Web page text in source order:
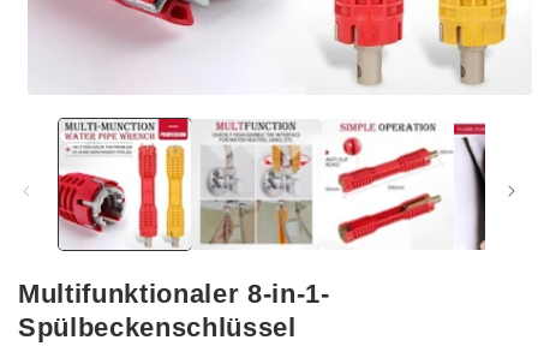
Modal
öffnen
Multifunktionaler 8-in-1-
Spülbeckenschlüssel